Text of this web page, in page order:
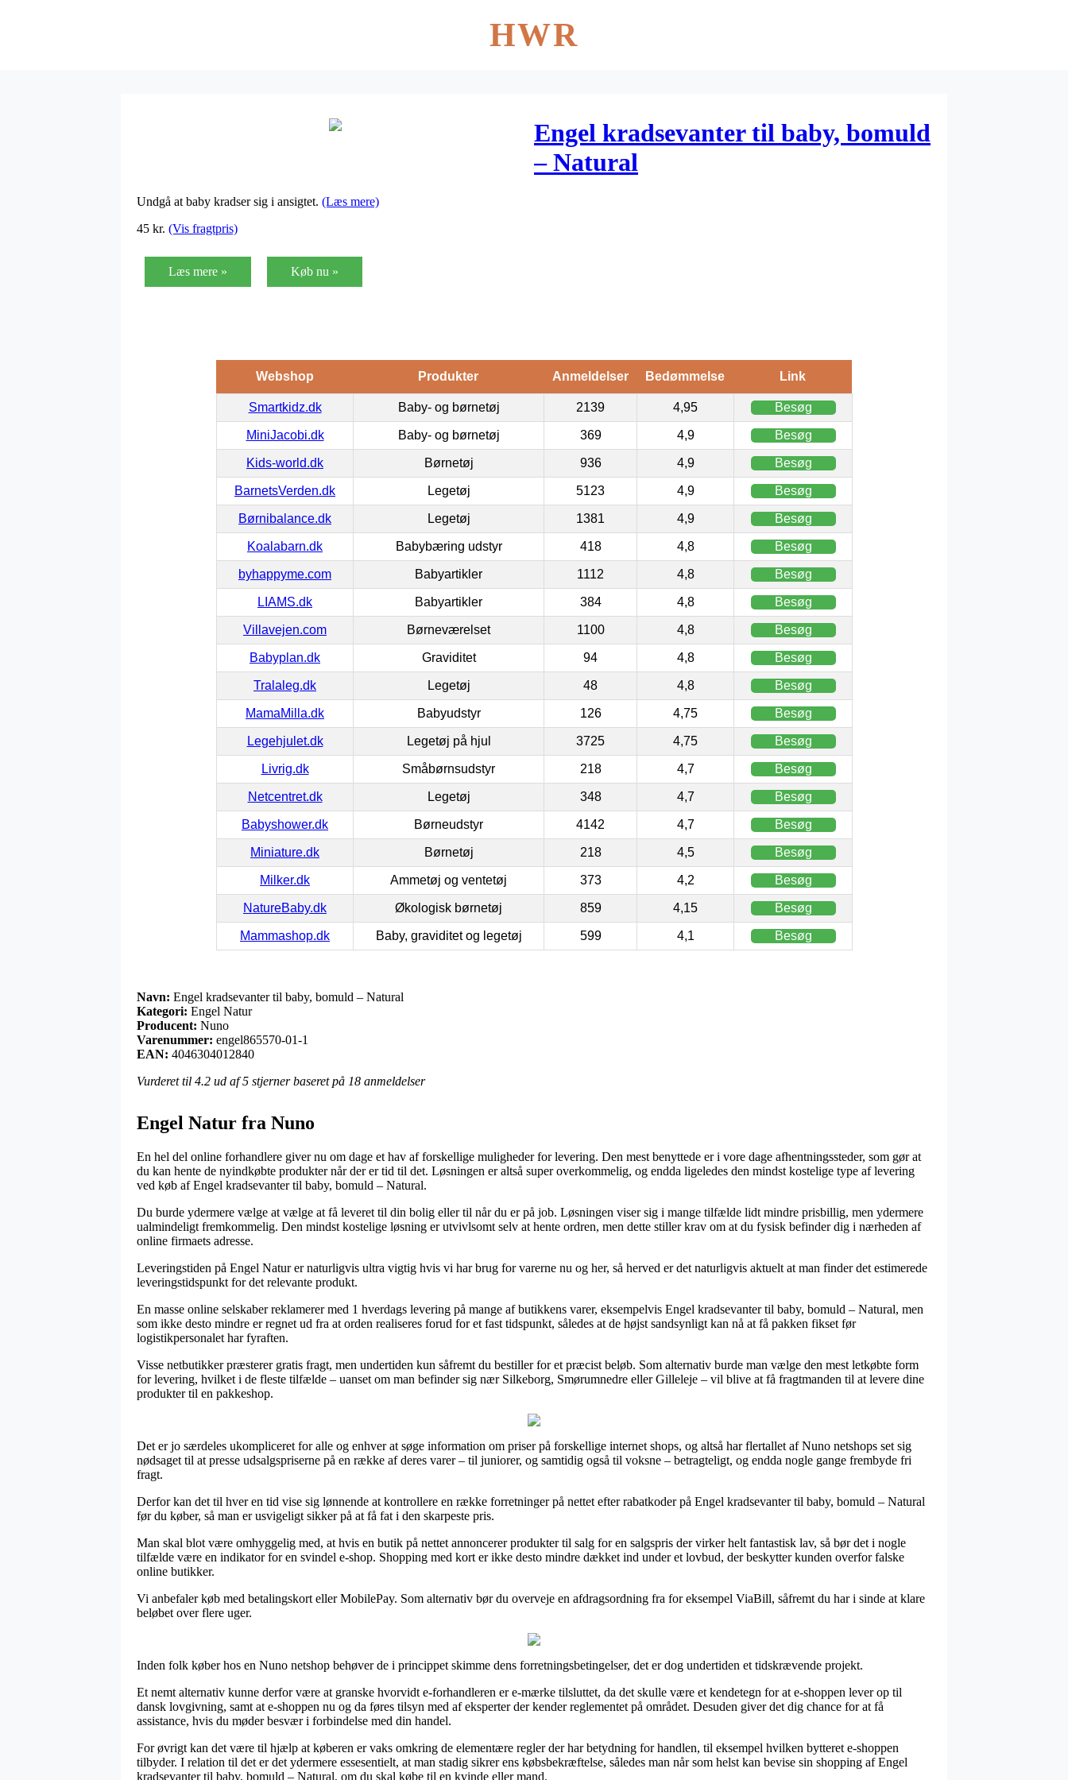
HWR
Engel kradsevanter til baby, bomuld
– Natural
Undgå at baby kradser sig i ansigtet. (Læs mere)
45 kr. (Vis fragtpris)
Læs mere » Køb nu »
Webshop Produkter Anmeldelser Bedømmelse Link
Smartkidz.dk Baby- og børnetøj 2139 4,95 Besøg
MiniJacobi.dk Baby- og børnetøj 369 4,9 Besøg
Kids-world.dk Børnetøj 936 4,9 Besøg
BarnetsVerden.dk Legetøj 5123 4,9 Besøg
Børnibalance.dk Legetøj 1381 4,9 Besøg
Koalabarn.dk Babybæring udstyr 418 4,8 Besøg
byhappyme.com Babyartikler 1112 4,8 Besøg
LIAMS.dk Babyartikler 384 4,8 Besøg
Villavejen.com Børneværelset 1100 4,8 Besøg
Babyplan.dk Graviditet 94 4,8 Besøg
Tralaleg.dk Legetøj 48 4,8 Besøg
MamaMilla.dk Babyudstyr 126 4,75 Besøg
Legehjulet.dk Legetøj på hjul 3725 4,75 Besøg
Livrig.dk Småbørnsudstyr 218 4,7 Besøg
Netcentret.dk Legetøj 348 4,7 Besøg
Babyshower.dk Børneudstyr 4142 4,7 Besøg
Miniature.dk Børnetøj 218 4,5 Besøg
Milker.dk Ammetøj og ventetøj 373 4,2 Besøg
NatureBaby.dk Økologisk børnetøj 859 4,15 Besøg
Mammashop.dk Baby, graviditet og legetøj 599 4,1 Besøg
Navn: Engel kradsevanter til baby, bomuld – Natural
Kategori: Engel Natur
Producent: Nuno
Varenummer: engel865570-01-1
EAN: 4046304012840
Vurderet til 4.2 ud af 5 stjerner baseret på 18 anmeldelser
Engel Natur fra Nuno
En hel del online forhandlere giver nu om dage et hav af forskellige muligheder for levering. Den mest benyttede er i vore dage afhentningssteder, som gør at
du kan hente de nyindkøbte produkter når der er tid til det. Løsningen er altså super overkommelig, og endda ligeledes den mindst kostelige type af levering
ved køb af Engel kradsevanter til baby, bomuld – Natural.
Du burde ydermere vælge at vælge at få leveret til din bolig eller til når du er på job. Løsningen viser sig i mange tilfælde lidt mindre prisbillig, men ydermere
ualmindeligt fremkommelig. Den mindst kostelige løsning er utvivlsomt selv at hente ordren, men dette stiller krav om at du fysisk befinder dig i nærheden af
online firmaets adresse.
Leveringstiden på Engel Natur er naturligvis ultra vigtig hvis vi har brug for varerne nu og her, så herved er det naturligvis aktuelt at man finder det estimerede
leveringstidspunkt for det relevante produkt.
En masse online selskaber reklamerer med 1 hverdags levering på mange af butikkens varer, eksempelvis Engel kradsevanter til baby, bomuld – Natural, men
som ikke desto mindre er regnet ud fra at orden realiseres forud for et fast tidspunkt, således at de højst sandsynligt kan nå at få pakken fikset før
logistikpersonalet har fyraften.
Visse netbutikker præsterer gratis fragt, men undertiden kun såfremt du bestiller for et præcist beløb. Som alternativ burde man vælge den mest letkøbte form
for levering, hvilket i de fleste tilfælde – uanset om man befinder sig nær Silkeborg, Smørumnedre eller Gilleleje – vil blive at få fragtmanden til at levere dine
produkter til en pakkeshop.
Det er jo særdeles ukompliceret for alle og enhver at søge information om priser på forskellige internet shops, og altså har flertallet af Nuno netshops set sig
nødsaget til at presse udsalgspriserne på en række af deres varer – til juniorer, og samtidig også til voksne – betragteligt, og endda nogle gange frembyde fri
fragt.
Derfor kan det til hver en tid vise sig lønnende at kontrollere en række forretninger på nettet efter rabatkoder på Engel kradsevanter til baby, bomuld – Natural
før du køber, så man er usvigeligt sikker på at få fat i den skarpeste pris.
Man skal blot være omhyggelig med, at hvis en butik på nettet annoncerer produkter til salg for en salgspris der virker helt fantastisk lav, så bør det i nogle
tilfælde være en indikator for en svindel e-shop. Shopping med kort er ikke desto mindre dækket ind under et lovbud, der beskytter kunden overfor falske
online butikker.
Vi anbefaler køb med betalingskort eller MobilePay. Som alternativ bør du overveje en afdragsordning fra for eksempel ViaBill, såfremt du har i sinde at klare
beløbet over flere uger.
Inden folk køber hos en Nuno netshop behøver de i princippet skimme dens forretningsbetingelser, det er dog undertiden et tidskrævende projekt.
Et nemt alternativ kunne derfor være at granske hvorvidt e-forhandleren er e-mærke tilsluttet, da det skulle være et kendetegn for at e-shoppen lever op til
dansk lovgivning, samt at e-shoppen nu og da føres tilsyn med af eksperter der kender reglementet på området. Desuden giver det dig chance for at få
assistance, hvis du møder besvær i forbindelse med din handel.
For øvrigt kan det være til hjælp at køberen er vaks omkring de elementære regler der har betydning for handlen, til eksempel hvilken bytteret e-shoppen
tilbyder. I relation til det er det ydermere essesentielt, at man stadig sikrer ens købsbekræftelse, således man når som helst kan bevise sin shopping af Engel
kradsevanter til baby, bomuld – Natural, om du skal købe til en kvinde eller mand.